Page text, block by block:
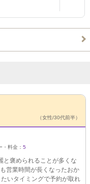
（女性/30代前半）
・料金： 5
と褒められることが多くな
営業時間が長くなったおか
いタイミングで予約が取れ